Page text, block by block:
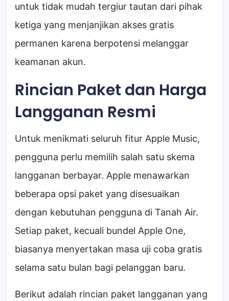
untuk tidak mudah tergiur tautan dari pihak
ketiga yang menjanjikan akses gratis
permanen karena berpotensi melanggar
keamanan akun.
Rincian Paket dan Harga
Langganan Resmi
Untuk menikmati seluruh fitur Apple Music,
pengguna perlu memilih salah satu skema
langganan berbayar. Apple menawarkan
beberapa opsi paket yang disesuaikan
dengan kebutuhan pengguna di Tanah Air.
Setiap paket, kecuali bundel Apple One,
biasanya menyertakan masa uji coba gratis
selama satu bulan bagi pelanggan baru.
Berikut adalah rincian paket langganan yang